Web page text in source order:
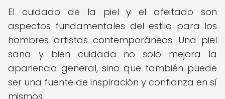
El cuidado de la piel y el afeitado son
aspectos fundamentales del estilo para los
hombres artistas contemporáneos. Una piel
sana y bien cuidada no solo mejora la
apariencia general, sino que también puede
ser una fuente de inspiración y confianza en sí
mismos.